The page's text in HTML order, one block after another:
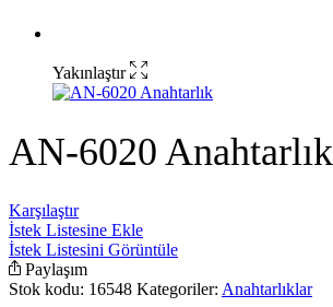
Yakınlaştır
AN-6020 Anahtarlık
Karşılaştır
İstek Listesine Ekle
İstek Listesini Görüntüle
Paylaşım
Stok kodu: 16548 Kategoriler: Anahtarlıklar